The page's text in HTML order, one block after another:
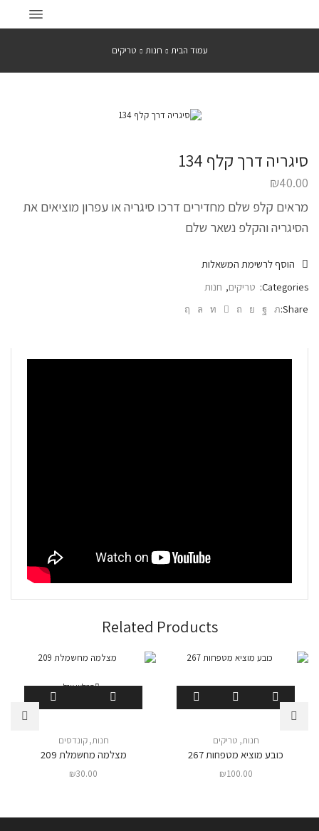
עמוד הבית חנות טריקים
סיגריה דרך קלף 134
₪40.00
מראים קלפ שלם מחדירים דרכו סיגריה או עפרון מוציאים את
הסיגריה והקלפ נשאר שלם
הוסף לרשימת המשאלות
Categories: טריקים, חנות
Share:
Related Products
חנות, טריקים
כובע מוציא מטפחות 267
₪100.00
המלאי אזל
חנות,קונדסים
מצלמה מחשמלת 209
₪30.00